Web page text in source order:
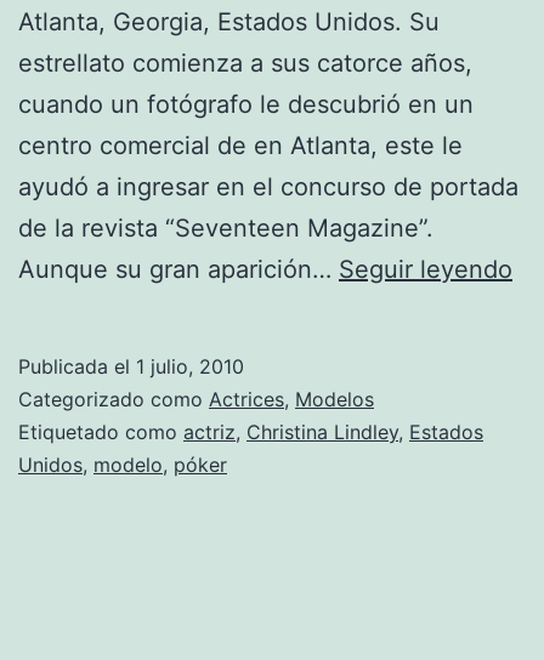
Atlanta, Georgia, Estados Unidos. Su
estrellato comienza a sus catorce años,
cuando un fotógrafo le descubrió en un
centro comercial de en Atlanta, este le
ayudó a ingresar en el concurso de portada
de la revista “Seventeen Magazine”.
Aunque su gran aparición… Seguir leyendo
Publicada el 1 julio, 2010
Categorizado como Actrices, Modelos
Etiquetado como actriz, Christina Lindley, Estados
Unidos, modelo, póker